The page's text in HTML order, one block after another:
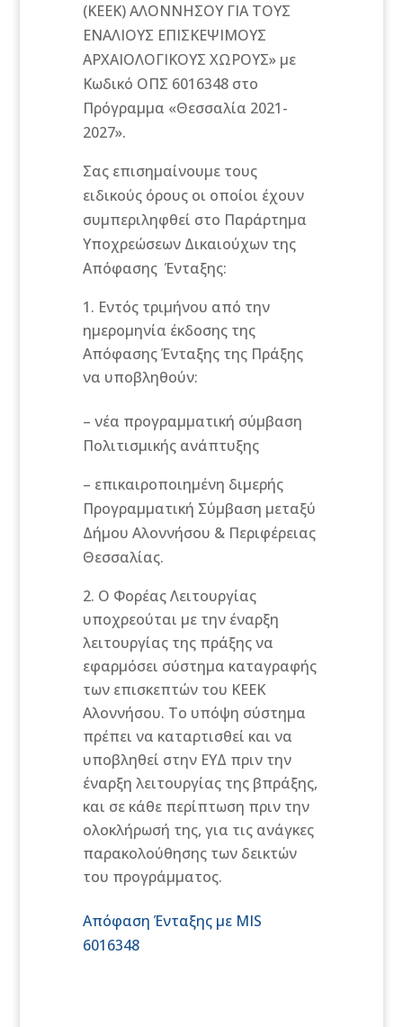
(ΚΕΕΚ) ΑΛΟΝΝΗΣΟΥ ΓΙΑ ΤΟΥΣ
ΕΝΑΛΙΟΥΣ ΕΠΙΣΚΕΨΙΜΟΥΣ
ΑΡΧΑΙΟΛΟΓΙΚΟΥΣ ΧΩΡΟΥΣ» με
Κωδικό ΟΠΣ 6016348 στο
Πρόγραμμα «Θεσσαλία 2021-
2027».
Σας επισημαίνουμε τους
ειδικούς όρους οι οποίοι έχουν
συμπεριληφθεί στο Παράρτημα
Υποχρεώσεων Δικαιούχων της
Απόφασης Ένταξης:
Εντός τριμήνου από την
ημερομηνία έκδοσης της
Απόφασης Ένταξης της Πράξης
να υποβληθούν:
– νέα προγραμματική σύμβαση
Πολιτισμικής ανάπτυξης
– επικαιροποιημένη διμερής
Προγραμματική Σύμβαση μεταξύ
Δήμου Αλοννήσου & Περιφέρειας
Θεσσαλίας.
Ο Φορέας Λειτουργίας
υποχρεούται με την έναρξη
λειτουργίας της πράξης να
εφαρμόσει σύστημα καταγραφής
των επισκεπτών του KEEK
Αλοννήσου. Το υπόψη σύστημα
πρέπει να καταρτισθεί και να
υποβληθεί στην ΕΥΔ πριν την
έναρξη λειτουργίας της βπράξης,
και σε κάθε περίπτωση πριν την
ολοκλήρωσή της, για τις ανάγκες
παρακολούθησης των δεικτών
του προγράμματος.
Απόφαση Ένταξης με MIS
6016348